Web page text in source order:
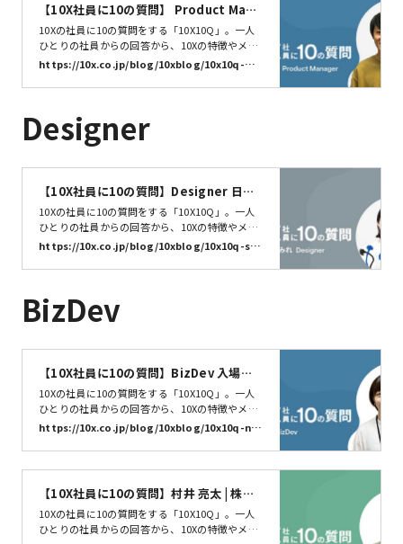
【10X社員に10の質問】 Product Mana
ger 宮前 宏一 | 株式会社10X
10Xの社員に10の質問をする「10X10Q」。一人
ひとりの社員からの回答から、10Xの特徴やメン
バーの特性を知るきっかけになればうれしいで
す。今回は、 Product Manager 宮前 宏一さんに
10の質問に答えていただきました。それでは早速
https://10x.co.jp/blog/10xblog/10x10q-miy
Designer
【10X社員に10の質問】Designer 日比
谷すみれ | 株式会社10X
10Xの社員に10の質問をする「10X10Q」。一人
ひとりの社員からの回答から、10Xの特徴やメン
バーの特性を知るきっかけになればうれしいで
す。今回は、デザイナーの日比谷すみれさん（@
suuminbot）さんに10の質問に答えていただき
ネームを教えてください日比谷すみれです。suu
minと呼ばれています。10Xでは…
https://10x.co.jp/blog/10xblog/10x10q-su
BizDev
【10X社員に10の質問】BizDev 入場純 |
株式会社10X
10Xの社員に10の質問をする「10X10Q」。一人
ひとりの社員からの回答から、10Xの特徴やメン
バーの特性を知るきっかけになればうれしいで
す。今回は、Business Development 入場純さん
に10の質問に答えていただきました。それでは早
速いってみましょう。10X10Q、スタート！
https://10x.co.jp/blog/10xblog/10x10q-ny
【10X社員に10の質問】村井 亮太 | 株式
会社10X
10Xの社員に10の質問をする「10X10Q」。一人
ひとりの社員からの回答から、10Xの特徴やメン